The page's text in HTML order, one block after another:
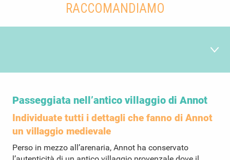
RACCOMANDIAMO
1 L'antico villaggio di Annot
2 La cultura di Annot
Passeggiata nell’antico villaggio di Annot
Individuate tutti i dettagli che fanno di Annot
un villaggio medievale
Perso in mezzo all’arenaria, Annot ha conservato